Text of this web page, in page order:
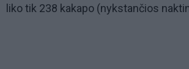
liko tik 238 kakapo (nykstančios